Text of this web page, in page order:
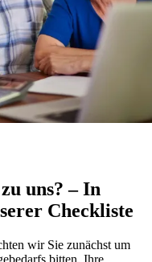
uns? – In
Checkliste
wir Sie zunächst um